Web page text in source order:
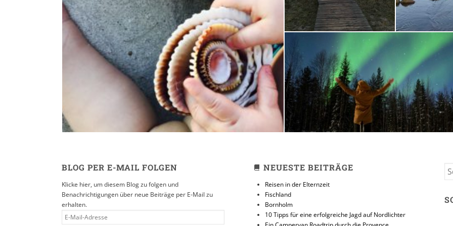
Reisen in der Elternzeit
16. SEPTEMBER 2019
10 Tipps für eine
Jagd auf Nordlichter
31. JANUAR 2018
BLOG PER E-MAIL FOLGEN
Klicke hier, um diesem Blog zu folgen und
Benachrichtigungen über neue Beiträge per E-Mail zu
erhalten.
E-
MAIL-
NEUESTE BEITRÄGE
Reisen in der Elternzeit
Fischland
Bornholm
10 Tipps für eine erfolgreiche Jagd auf Nordlichter